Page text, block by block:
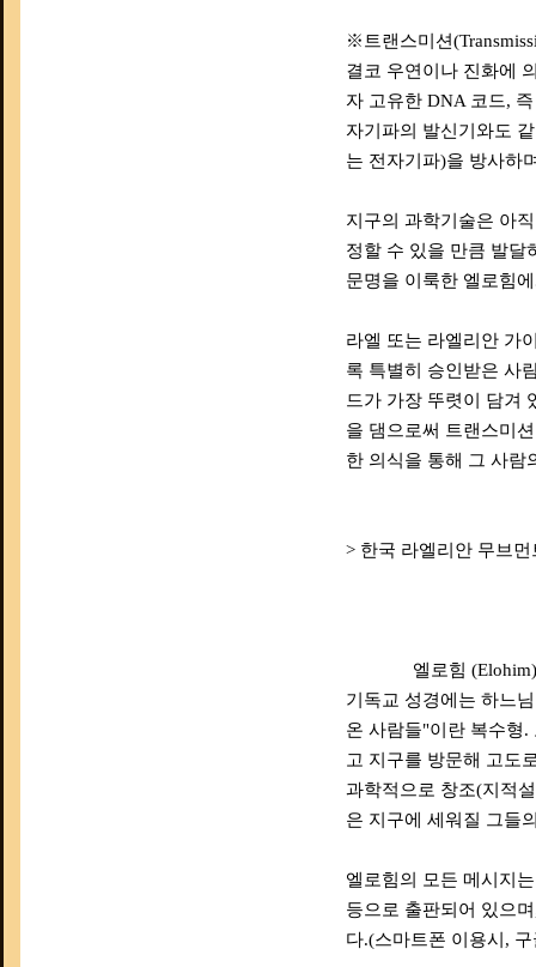
※트랜스미션
결코 우연이나 진화에
자 고유한 DNA 코드,
자기파의 발신기와도
는 전자기파)을 방사하
지구의 과학기술은 아
정할 수 있을 만큼 발달
문명을 이룩한 엘로힘
라엘 또는 라엘리안 가
록 특별히 승인받은 사
드가 가장 뚜렷이 담겨
을 댐으로써 트랜스미
한 의식을 통해 그 사람
> 한국 라엘리안 무브
엘로힘 (Elohim)
기독교 성경에는 하느
온 사람들"이란 복수형.
고 지구를 방문해 고도
과학적으로 창조(지적
은 지구에 세워질 그들
엘로힘의 모든 메시지
등으로 출판되어 있으
다.(스마트폰 이용시,